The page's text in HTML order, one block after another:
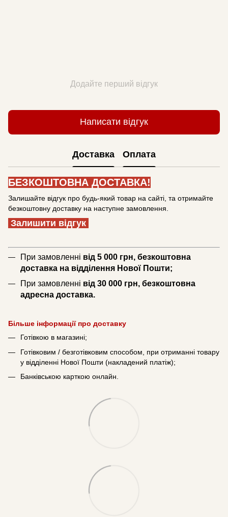
Додайте перший відгук
Написати відгук
Доставка Оплата
БЕЗКОШТОВНА ДОСТАВКА!
Залишайте відгук про будь-який товар на сайті, та отримайте
безкоштовну доставку на наступне замовлення.
Залишити відгук
При замовленні від 5 000 грн, безкоштовна
доставка на відділення Нової Пошти;
При замовленні від 30 000 грн, безкоштовна
адресна доставка.
Більше інформації про доставку
Готівкою в магазині;
Готівковим / безготівковим способом, при отриманні товару
у відділенні Нової Пошти (накладений платіж);
Банківською карткою онлайн.